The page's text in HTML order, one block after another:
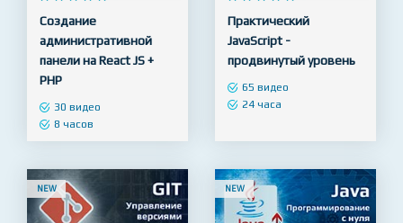
    
     5
панели на React JS +
PHP
8 часов
   
   
Практический
JavaScript -
продвинутый уровень